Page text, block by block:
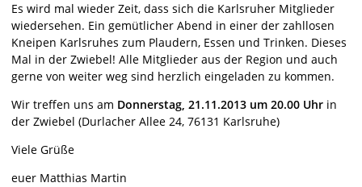
Es wird mal wieder Zeit, dass sich die Karlsruher Mitglieder
wiedersehen. Ein gemütlicher Abend in einer der zahllosen
Kneipen Karlsruhes zum Plaudern, Essen und Trinken. Dieses
Mal in der Zwiebel! Alle Mitglieder aus der Region und auch
gerne von weiter weg sind herzlich eingeladen zu kommen.
Wir treffen uns am Donnerstag, 21.11.2013 um 20.00 Uhr in
der Zwiebel (Durlacher Allee 24, 76131 Karlsruhe)
Viele Grüße
euer Matthias Martin